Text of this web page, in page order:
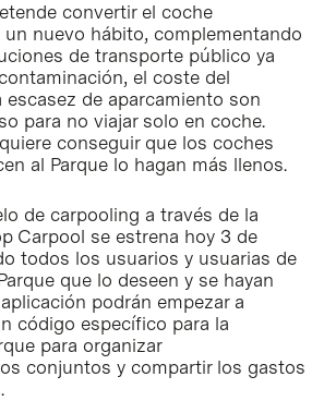
convertir el coche
nuevo hábito, complementando
de transporte público ya
el coste del
escasez de aparcamiento son
para no viajar solo en coche.
conseguir que los coches
al Parque lo hagan más llenos.
de carpooling a través de la
Carpool se estrena hoy 3 de
todos los usuarios y usuarias de
que lo deseen y se hayan
podrán empezar a
código específico para la
para organizar
conjuntos y compartir los gastos